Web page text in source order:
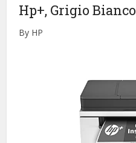
Hp+, Grigio Bianco
By HP